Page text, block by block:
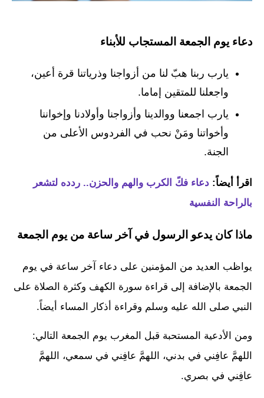
دعاء يوم الجمعة المستجاب للأبناء
يارب ربنا هبّ لنا من أزواجنا وذرياتنا قرة أعين،
واجعلنا للمتقين إماما.
يارب اجمعنا ووالدينا وأزواجنا وأولادنا وإخواننا
وأخواتنا ومَنْ نحب في الفردوس الأعلى من
الجنة.
اقرأ أيضاً: دعاء فكً الكرب والهم والحزن.. ردده لتشعر
بالراحة النفسية
ماذا كان يدعو الرسول في آخر ساعة من يوم الجمعة
يواظب العديد من المؤمنين على دعاء آخر ساعة في يوم
الجمعة بالإضافة إلى قراءة سورة الكهف وكثرة الصلاة على
النبي صلى الله عليه وسلم وقراءة أذكار المساء أيضاً.
ومن الأدعية المستحبة قبل المغرب يوم الجمعة التالي:
اللهمَّ عافِني في بدني، اللهمَّ عافِني في سمعي، اللهمَّ
عافِني في بصري.